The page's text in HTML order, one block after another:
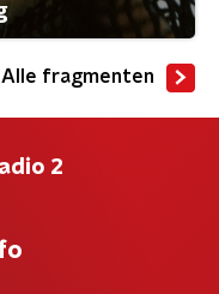
Alle fragmenten
2